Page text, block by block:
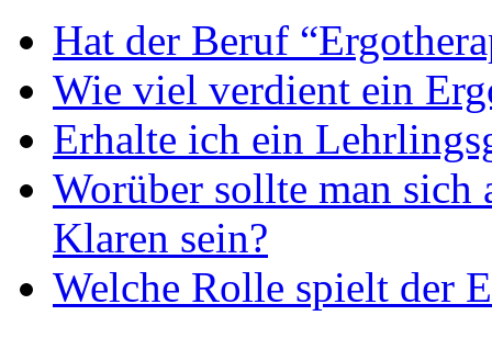
Hat der Beruf
Wie viel verdient ein
Erhalte ich ein
Worüber sollte man sich
Klaren sein?
Welche Rolle spielt der